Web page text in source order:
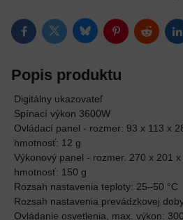
FacebookTwitterBlueskyPinterestReddit
Popis produktu
Digitálny ukazovateľ
Spínací výkon 3600W
Ovládací panel - rozmer: 93 x 113 x
hmotnosť: 12 g
Výkonový panel - rozmer. 270 x 201
hmotnosť: 150 g
Rozsah nastavenia teploty: 25–50 °C
Rozsah nastavenia prevádzkovej
Ovládanie osvetlenia, max. výkon: